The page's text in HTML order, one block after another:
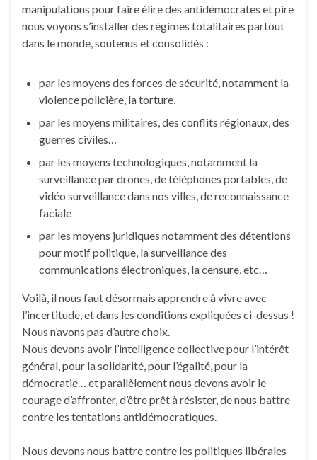
manipulations pour faire élire des antidémocrates et pire
nous voyons s’installer des régimes totalitaires partout
dans le monde, soutenus et consolidés :
par les moyens des forces de sécurité, notamment la
violence policière, la torture,
par les moyens militaires, des conflits régionaux, des
guerres civiles…
par les moyens technologiques, notamment la
surveillance par drones, de téléphones portables, de
vidéo surveillance dans nos villes, de reconnaissance
faciale
par les moyens juridiques notamment des détentions
pour motif politique, la surveillance des
communications électroniques, la censure, etc…
Voilà, il nous faut désormais apprendre à vivre avec
l’incertitude, et dans les conditions expliquées ci-dessus !
Nous n’avons pas d’autre choix.
Nous devons avoir l’intelligence collective pour l’intérêt
général, pour la solidarité, pour l’égalité, pour la
démocratie… et parallèlement nous devons avoir le
courage d’affronter, d’être prêt à résister, de nous battre
contre les tentations antidémocratiques.
Nous devons nous battre contre les politiques libérales